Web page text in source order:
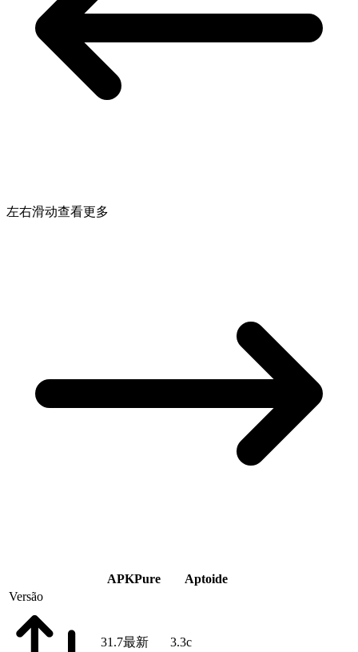
左右滑动查看更多
APKPure
Aptoide
Versão
31.7最新 3.3c